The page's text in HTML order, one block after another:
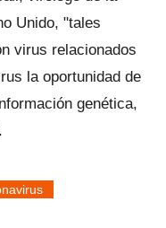
Unido, "tales
virus relacionados
la oportunidad de
genética,